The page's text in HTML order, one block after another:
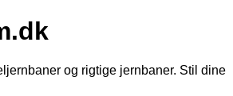
og rigtige jernbaner. Stil dine